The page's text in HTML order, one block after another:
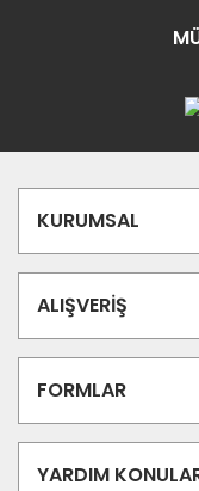
KURUMSAL
ALIŞVERİŞ
FORMLAR
YARDIM